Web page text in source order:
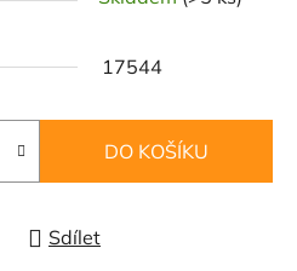
17544
DO KOŠÍKU
Sdílet